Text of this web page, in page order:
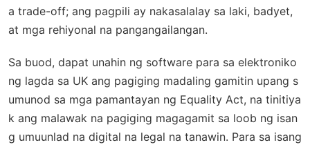
a trade-off; ang pagpili ay nakasalalay sa laki, badyet,
at mga rehiyonal na pangangailangan.
Sa buod, dapat unahin ng software para sa elektroniko
ng lagda sa UK ang pagiging madaling gamitin upang s
umunod sa mga pamantayan ng Equality Act, na tinitiya
k ang malawak na pagiging magagamit sa loob ng isan
g umuunlad na digital na legal na tanawin. Para sa isang